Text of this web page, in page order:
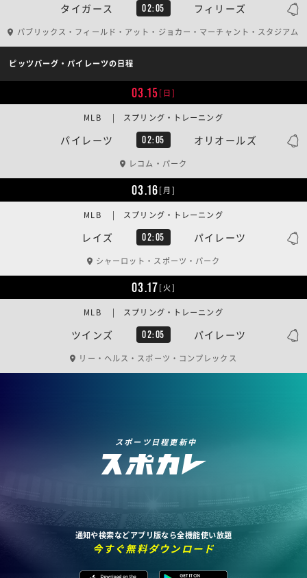
タイガース 02:05 フィリーズ
パブリックス・フィールド・アット・ジョカー・マーチャント・スタジアム
ピッツバーグ・パイレーツの日程
03.15[日]
パイレーツ 02:05 オリオールズ
MLB | スプリング・トレーニング
レコム・パーク
03.16[月]
レイズ 02:05 パイレーツ
MLB | スプリング・トレーニング
シャーロット・スポーツ・パーク
03.17[火]
ツインズ 02:05 パイレーツ
MLB | スプリング・トレーニング
リー・ヘルス・スポーツ・コンプレックス
スポーツ日程更新中
通知や検索などアプリ版なら全機能使い放題
今すぐ無料ダウンロード